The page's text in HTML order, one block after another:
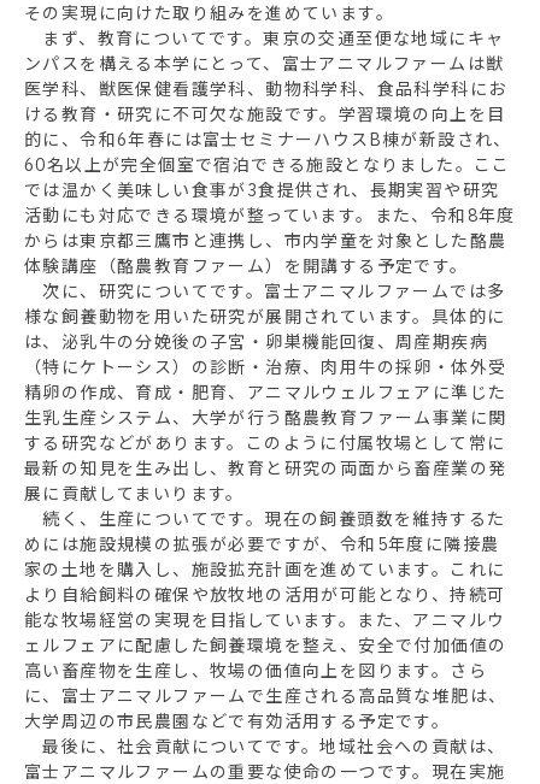
その実現に向けた取り組みを進めています。
まず、教育についてです。東京の交通至便な地域にキャ
ンパスを構える本学にとって、富士アニマルファームは獣
医学科、獣医保健看護学科、動物科学科、食品科学科にお
ける教育・研究に不可欠な施設です。学習環境の向上を目
的に、令和6年春には富士セミナーハウスB棟が新設され、
60名以上が完全個室で宿泊できる施設となりました。ここ
では温かく美味しい食事が3食提供され、長期実習や研究
活動にも対応できる環境が整っています。また、令和8年度
からは東京都三鷹市と連携し、市内学童を対象とした酪農
体験講座（酪農教育ファーム）を開講する予定です。
次に、研究についてです。富士アニマルファームでは多
様な飼養動物を用いた研究が展開されています。具体的に
は、泌乳牛の分娩後の子宮・卵巣機能回復、周産期疾病
（特にケトーシス）の診断・治療、肉用牛の採卵・体外受
精卵の作成、育成・肥育、アニマルウェルフェアに準じた
生乳生産システム、大学が行う酪農教育ファーム事業に関
する研究などがあります。このように付属牧場として常に
最新の知見を生み出し、教育と研究の両面から畜産業の発
展に貢献してまいります。
続く、生産についてです。現在の飼養頭数を維持するた
めには施設規模の拡張が必要ですが、令和5年度に隣接農
家の土地を購入し、施設拡充計画を進めています。これに
より自給飼料の確保や放牧地の活用が可能となり、持続可
能な牧場経営の実現を目指しています。また、アニマルウ
ェルフェアに配慮した飼養環境を整え、安全で付加価値の
高い畜産物を生産し、牧場の価値向上を図ります。さら
に、富士アニマルファームで生産される高品質な堆肥は、
大学周辺の市民農園などで有効活用する予定です。
最後に、社会貢献についてです。地域社会への貢献は、
富士アニマルファームの重要な使命の一つです。現在実施